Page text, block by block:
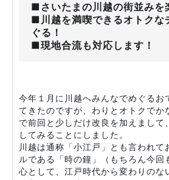
■さいたまの川越の街並みを
■川越を満喫できるオトクな
ぐる！
■現地合流も対応します！
今年１月に川越へみんなでめぐるお
てきたのですが、わりとオトクでか
で前回と少しだけ改良を加えまして
してみることにしました。
川越は通称「小江戸」とも言われて
ルである「時の鐘」（もちろん今回
心として、江戸時代から変わりのな